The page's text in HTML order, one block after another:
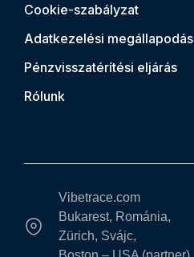
Cookie-szabályzat
Adatkezelési megállapodás
Pénzvisszatérítési eljárás
Rólunk
Vibetrace.com
Bukarest, Románia,
Zürich, Svájc,